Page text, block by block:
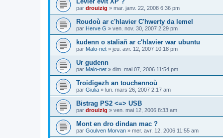
par drouizig » mar. janv. 22, 2008 6:36 pm
Roudoù ar c'hlavier C'hwerty da lemel
par Herve G » ven. nov. 30, 2007 2:29 pm
kudenn o staliañ ar c'hlavier war ubuntu
par Malo-net » jeu. avr. 12, 2007 10:18 pm
Ur gudenn
par Malo-net » dim. mai 07, 2006 11:54 pm
Troidigezh an touchennoù
par Giulia » lun. mars 26, 2007 2:17 am
Bistrag PS2 <=> USB
par drouizig » ven. mai 12, 2006 8:33 am
Mont en dro dindan mac ?
par Goulven Morvan » mer. avr. 12, 2006 11:55 am